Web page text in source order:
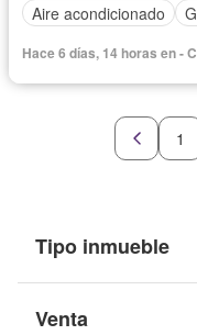
Aire acondicionado
Hace 6 días, 14 horas en -
1
Tipo inmueble
Venta